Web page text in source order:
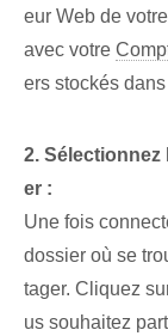
eur Web de
avec⁤ votre
ers stockés
2.
er :
Une fois
dossier où se
tager. ⁣Cliquez
us souhaitez